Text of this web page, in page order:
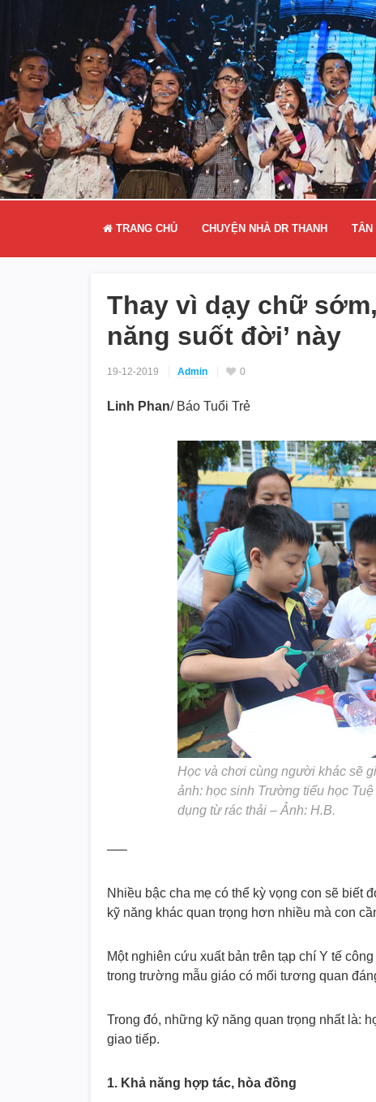
TRANG CHỦ CHUYỆN NHÀ DR THANH TÂN
Thay vì dạy chữ
năng suốt đời’ này
19-12-2019 Admin 0
Linh Phan/ Báo Tuổi Trẻ
Học và chơi cùng người khác sẽ
ảnh: học sinh Trường tiểu học
dụng từ rác thải – Ảnh: H.B.
—–
Nhiều bậc cha mẹ có thể kỳ vọng con sẽ biết
kỹ năng khác quan trọng hơn nhiều mà con
Một nghiên cứu xuất bản trên tạp chí Y tế
trong trường mẫu giáo có mối tương quan
Trong đó, những kỹ năng quan trọng nhất là:
giao tiếp.
1. Khả năng hợp tác, hòa đồng